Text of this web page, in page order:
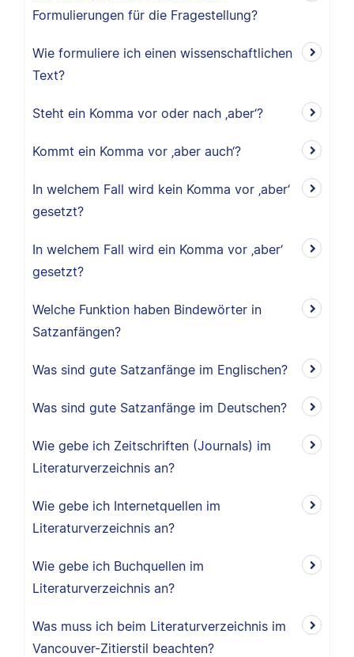
Formulierungen für die Fragestellung?
Wie formuliere ich einen wissenschaftlichen
Text?
Steht ein Komma vor oder nach ‚aber‘?
Kommt ein Komma vor ‚aber auch‘?
In welchem Fall wird kein Komma vor ‚aber‘
gesetzt?
In welchem Fall wird ein Komma vor ‚aber‘
gesetzt?
Welche Funktion haben Bindewörter in
Satzanfängen?
Was sind gute Satzanfänge im Englischen?
Was sind gute Satzanfänge im Deutschen?
Wie gebe ich Zeitschriften (Journals) im
Literaturverzeichnis an?
Wie gebe ich Internetquellen im
Literaturverzeichnis an?
Wie gebe ich Buchquellen im
Literaturverzeichnis an?
Was muss ich beim Literaturverzeichnis im
Vancouver-Zitierstil beachten?